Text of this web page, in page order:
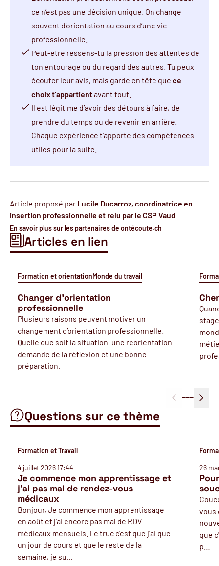
ce n’est pas une décision unique. On change
souvent d’orientation au cours d’une vie
professionnelle.
Peut-être ressens-tu la pression des attentes de
ton entourage ou du regard des autres. Tu peux
écouter leur avis, mais garde en tête que ce
choix t’appartientavant tout.
Il est légitime d’avoir des détours à faire, de
prendre du temps ou de revenir en arrière.
Chaque expérience t’apporte des compétences
utiles pour la suite.
Article proposé par Lucile Ducarroz, coordinatrice en
insertion professionnelle et relu par le CSP Vaud
En savoir plus sur les partenaires de ontécoute.ch
Articles en lien
Formation et orientationMonde du travail
Changer d’orientation
professionnelle
Plusieurs raisons peuvent motiver un
changement d’orientation professionnelle.
Quelle que soit la situation, une réorientation
demande de la réflexion et une bonne
préparation.
Questions sur ce thème
Formation et Travail
4 juillet 2026 17:44
Je commence mon apprentissage et
j'ai pas mal de rendez-vous
médicaux
Bonjour, Je commence mon apprentissage
en août et j'ai encore pas mal de RDV
médicaux mensuels. Le truc c'est que j'ai que
un jour de cours et que le reste de la
semaine, je su…
26
vous
que
p…